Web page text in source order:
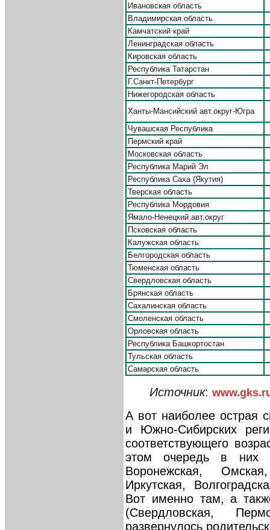
Ивановская область
Владимирская область
Камчатский край
Ленинградская область
Кировская область
Республика Татарстан
Г.Санкт-Петербург
Нижегородская область
Ханты-Мансийский авт.округ-Югра
Чувашская Республика
Пермский край
Московская область
Республика Марий Эл
Республика Саха (Якутия)
Тверская область
Республика Мордовия
Ямало-Ненецкий авт.округ
Псковская область
Калужская область
Белгородская область
Тюменская область
Свердловская область
Брянская область
Сахалинская область
Смоленская область
Орловская область
Республика Башкортостан
Тульская область
Самарская область
Источник:
А вот наиболее острая
и Южно-Сибирских
соответствующего
этом очередь в них
Воронежская,
Иркутская,
Вот именно там, а
(Свердловская,
развернулось